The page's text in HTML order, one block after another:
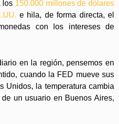
los 150.000 millones de dólares
e hila, de forma directa, el
con los intereses de
en la región, pensemos en
cuando la FED mueve sus
Unidos, la temperatura cambia
un usuario en Buenos Aires,